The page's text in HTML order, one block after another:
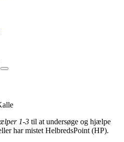
1-3 til at undersøge og hjælpe
har mistet HelbredsPoint (HP).